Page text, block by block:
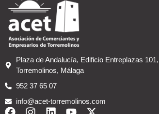
Plaza de Andalucía, Edificio Entreplazas
Torremolinos, Málaga
952 37 65 07
info@acet-torremolinos.com